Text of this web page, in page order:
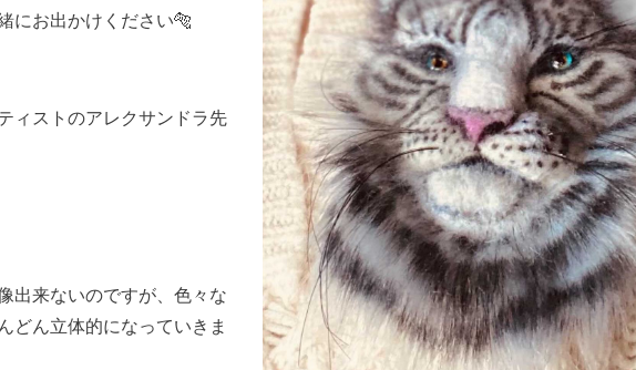
にお出かけください🐅
ィストのアレクサンドラ先
出来ないのですが、色々な
どん立体的になっていきま